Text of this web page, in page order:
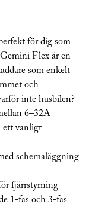
för dig som
Flex är en
som enkelt
och
inte husbilen?
6–32A
ett vanligt
schemaläggning
fjärrstyrning
1-fas och 3-fas